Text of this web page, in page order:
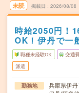
未読 掲載日 2026/08/08
時給2050円！
OK！伊丹で一
職種未経験OK 交通
派遣
勤務地
兵庫県伊